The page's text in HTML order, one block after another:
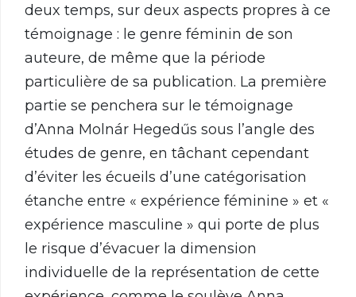
deux temps, sur deux aspects propres à ce
témoignage : le genre féminin de son
auteure, de même que la période
particulière de sa publication. La première
partie se penchera sur le témoignage
d’Anna Molnár Hegedűs sous l’angle des
études de genre, en tâchant cependant
d’éviter les écueils d’une catégorisation
étanche entre « expérience féminine » et «
expérience masculine » qui porte de plus
le risque d’évacuer la dimension
individuelle de la représentation de cette